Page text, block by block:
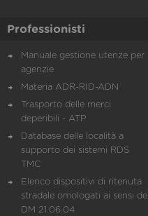
Professionisti
Manuale gestione utenze per
agenzie
Materia ADR-RID-ADN
Trasporto delle merci
deperibili - ATP
Database delle località a
supporto dei sistemi RDS
TMC
Elenco dispositivi di ritenuta
stradale omologati ai sensi del
DM 21.06.04